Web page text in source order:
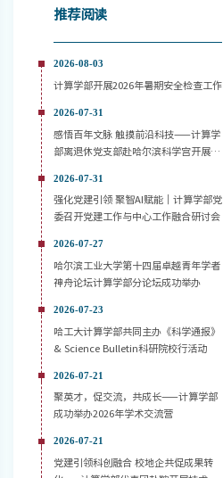
推荐阅读
2026-08-03
计算学部开展2026年暑期安全检查工作
2026-07-31
感悟百年文脉 触摸前沿科技——计算学
部离退休党支部赴哈尔滨科学宫开展主
2026-07-31
强化党建引领 聚智AI赋能｜计算学部党
委召开党建工作与中心工作融合研讨会
2026-07-27
哈尔滨工业大学第十四届卓越青年学者
神舟论坛计算学部分论坛成功举办
2026-07-23
哈工大计算学部共同主办《科学通报》
& Science Bulletin科研院校行活动
2026-07-21
聚英才，促交流，共成长——计算学部
成功举办2026年学术交流营
2026-07-21
党建引领科创融合 校地企共促成果转